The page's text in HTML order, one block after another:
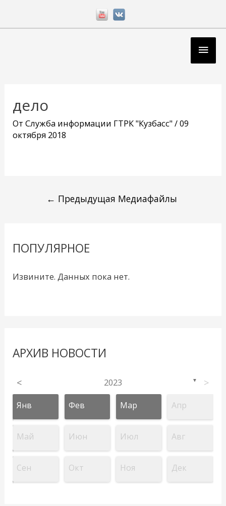
дело
ОтСлужба информации ГТРК "Кузбасс"/09
октября 2018
записям
← Предыдущая Медиафайлы
ПОПУЛЯРНОЕ
Извините. Данных пока нет.
АРХИВ НОВОСТИ
< 2023 ▼ >
Янв Фев Мар Апр
Май Июн Июл Авг
Сен Окт Ноя Дек